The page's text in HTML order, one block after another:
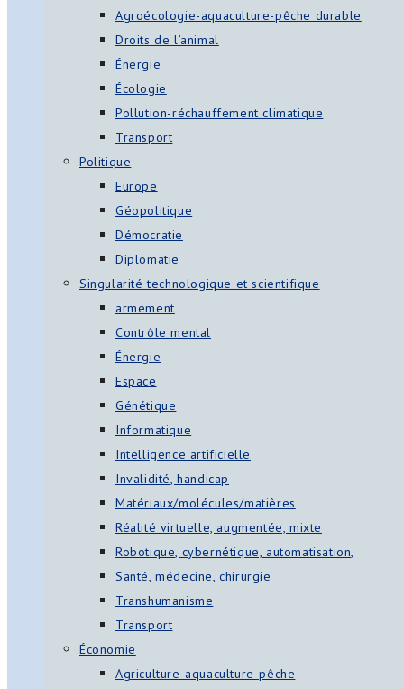
Agroécologie-aquaculture-pêche durable
Droits de l’animal
Énergie
Écologie
Pollution-réchauffement climatique
Transport
Politique
Europe
Géopolitique
Démocratie
Diplomatie
Singularité technologique et scientifique
armement
Contrôle mental
Énergie
Espace
Génétique
Informatique
Intelligence artificielle
Invalidité, handicap
Matériaux/molécules/matières
Réalité virtuelle, augmentée, mixte
Robotique, cybernétique, automatisation,
Santé, médecine, chirurgie
Transhumanisme
Transport
Économie
Agriculture-aquaculture-pêche